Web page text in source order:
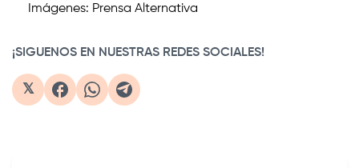
Imágenes: Prensa Alternativa
¡SIGUENOS EN NUESTRAS REDES SOCIALES!
𝕏